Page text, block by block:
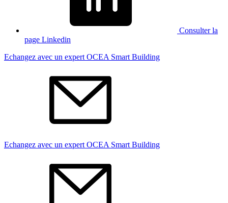
Consulter la
page Linkedin
Echangez avec un expert OCEA Smart Building
Echangez avec un expert OCEA Smart Building